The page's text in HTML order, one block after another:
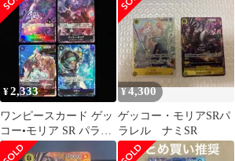
¥2,333
ワンピースカード ゲッ
コー•モリア SR パラレ
ル 他 計4枚
¥4,300
ゲッコー・モリアSRパ
ラレル ナミSR